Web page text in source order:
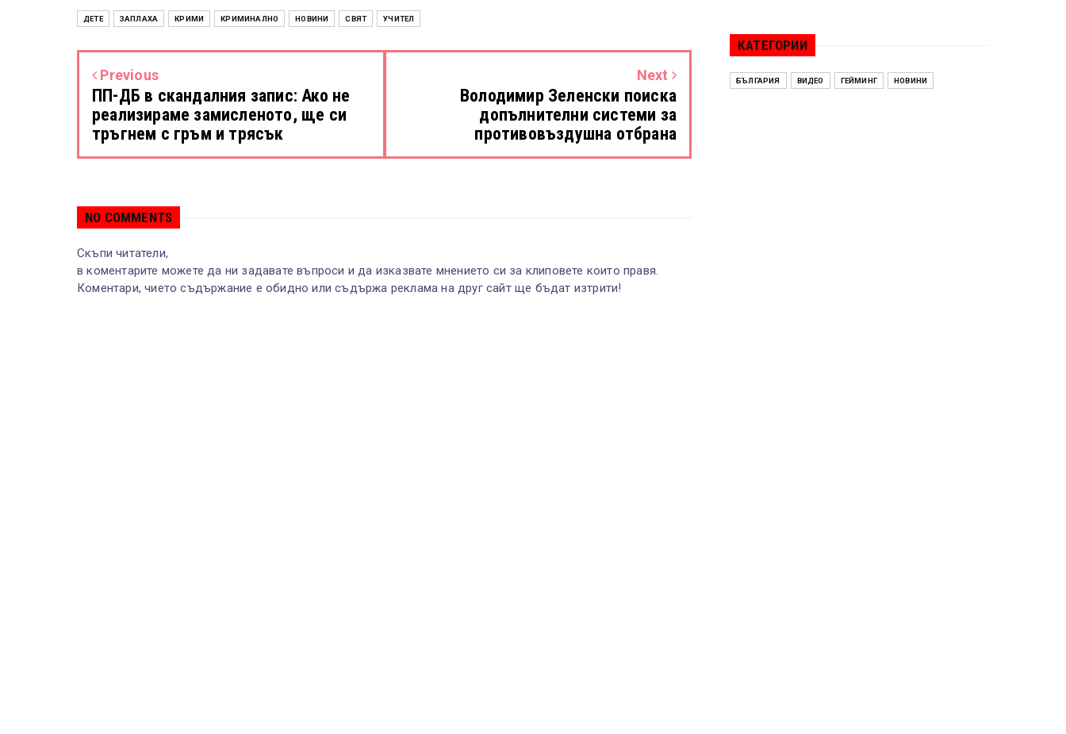
ДЕТЕ ЗАПЛАХА КРИМИ КРИМИНАЛНО НОВИНИ СВЯТ УЧИТЕЛ
Previous
ПП-ДБ в скандалния запис: Ако не
реализираме замисленото, ще си
тръгнем с гръм и трясък
Next
Володимир Зеленски поиска
допълнителни системи за
противовъздушна отбрана
NO COMMENTS
Скъпи читатели,
в коментарите можете да ни задавате въпроси и да изказвате мнението си за клиповете които правя.
Коментари, чието съдържание е обидно или съдържа реклама на друг сайт ще бъдат изтрити!
Левски разби Борац с 4:0 и
продължава в Шампионската
лига
Jul 15, 2026
КАТЕГОРИИ
БЪЛГАРИЯ ВИДЕО ГЕЙМИНГ НОВИНИ